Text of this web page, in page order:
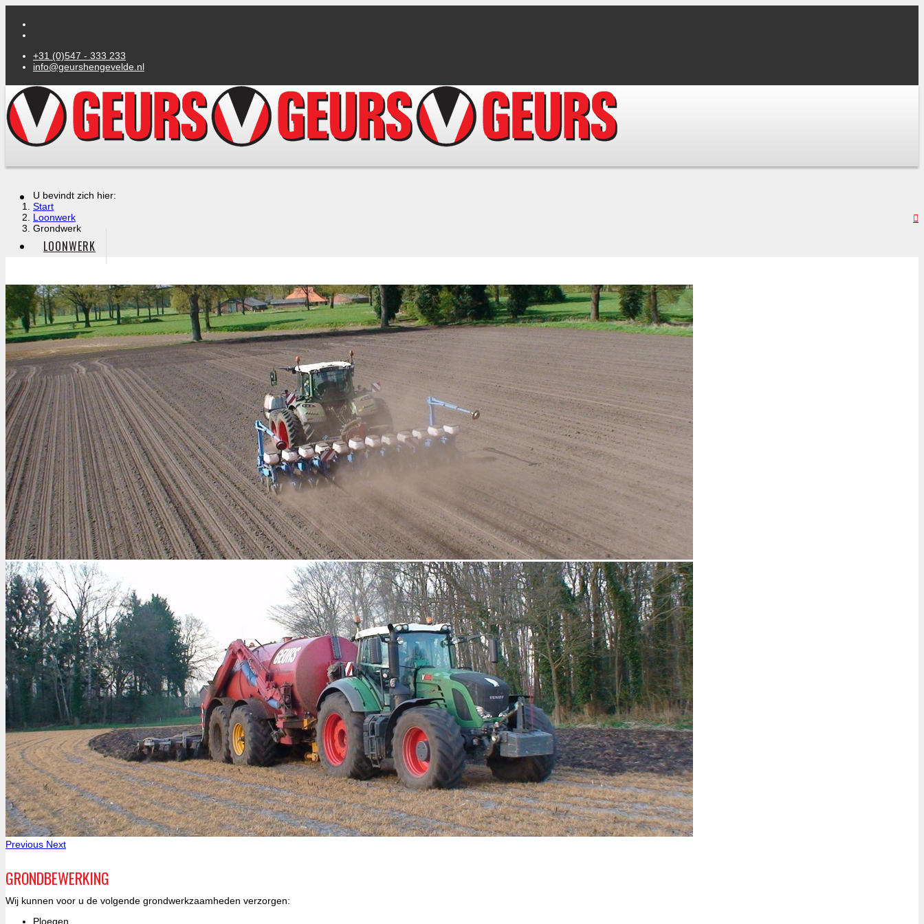
+31 (0)547 - 333 233
info@geurshengevelde.nl
LOONWERK
GRONDVERZET
TRANSPORT
CERTIFICERINGEN
CONTACT
U bevindt zich hier:
Start
Loonwerk
Grondwerk
Previous Next
GRONDBEWERKING
Wij kunnen voor u de volgende grondwerkzaamheden verzorgen:
Ploegen